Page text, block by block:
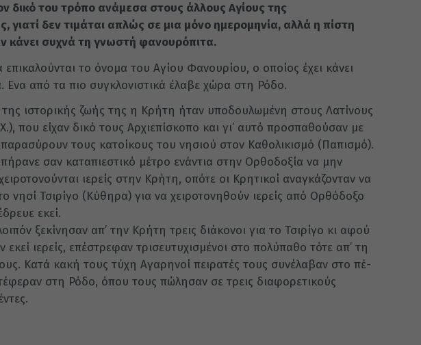
δικό του τρόπο ανάμεσα στους άλλους Αγίους της
γιατί δεν τιμάται απλώς σε μια μόνο ημε­ρομηνία, αλλά η πίστη
κά­νει συχνά τη γνωστή φανουρόπιτα.
επικαλούνται το όνομα του Αγίου Φανουρίου, ο οποίος έχει κάνει
Ενα από τα πιο συγκλονιστικά έλαβε χώρα στη Ρόδο.
της ιστορικής ζωής της η Κρήτη ήταν υποδουλωμένη στους Λατίνους
που είχαν δικό τους Αρ­χιεπίσκοπο και γι’ αυτό προσπαθούσαν με
τους κατοίκους του νησιού στον Καθολικισμό (Παπισμό).
πήρανε σαν καταπιεστι­κό μέτρο ενάντια στην Ορθοδοξία να μην
ιερείς στην Κρήτη, οπότε οι Κρητικοί αναγκάζονταν να
νησί Τσιρίγο (Κύθηρα) για να χειροτονηθούν ιερείς από Ορθόδοξο
εκεί.
ξεκίνησαν απ’ την Κρήτη τρεις διάκονοι για το Τσιρίγο κι αφού
εκεί ιερείς, επέστρεφαν τρισευτυχισμένοι στο πολύπαθο τότε απ’ τη
Κατά κακή τους τύχη Αγαρηνοί πειρατές τους συνέλαβαν στο πέ­
στη Ρόδο, όπου τους πώλησαν σε τρεις διαφορετικούς